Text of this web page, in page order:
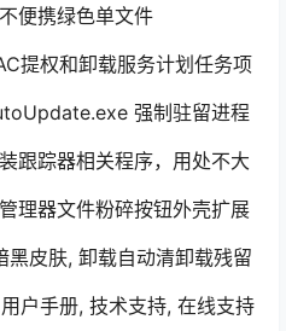
便携绿色单文件
提权和卸载服务计划任务项
强制驻留进程
跟踪器相关程序，用处不大
理器文件粉碎按钮外壳扩展
皮肤, 卸载自动清卸载残留
户手册, 技术支持, 在线支持